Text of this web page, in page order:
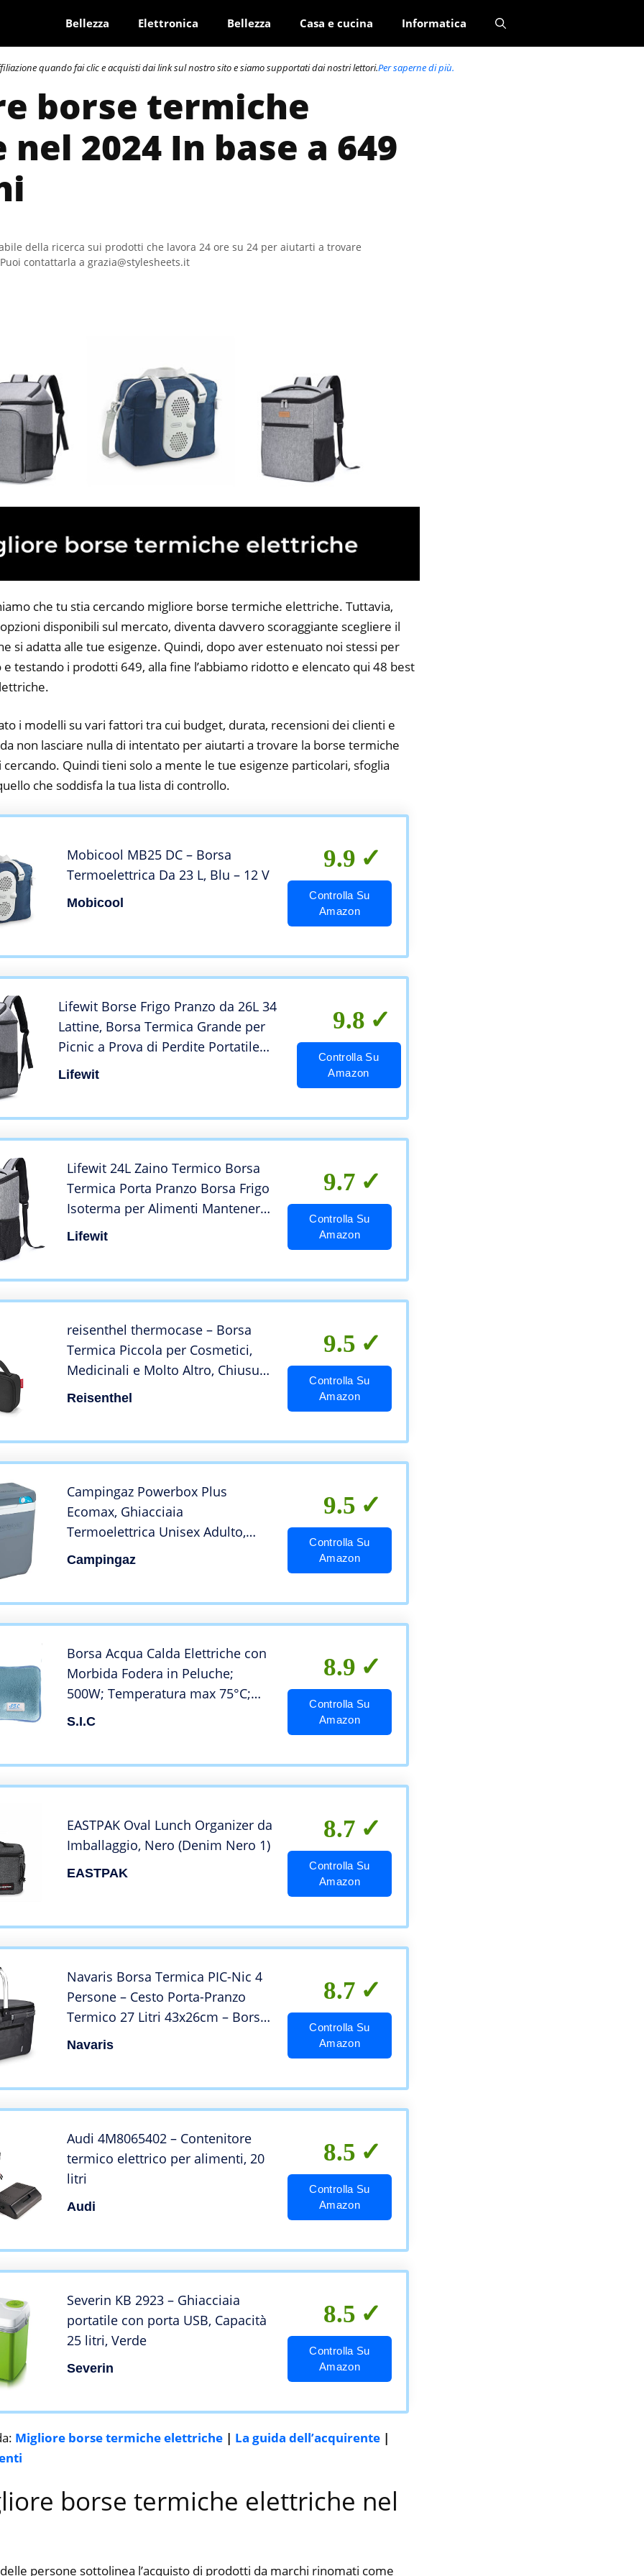
Bellezza Elettronica Bellezza Casa e cucina Informatica
quando fai clic e acquisti dai link sul nostro sito e siamo supportati dai nostri lettori.Per saperne di più.
borse termiche
2024 In base a 649
della ricerca sui prodotti che lavora 24 ore su 24 per aiutarti a trovare
contattarla a grazia@stylesheets.it
che tu stia cercando migliore borse termiche elettriche. Tuttavia,
disponibili sul mercato, diventa davvero scoraggiante scegliere il
si adatta alle tue esigenze. Quindi, dopo aver estenuato noi stessi per
testando i prodotti 649, alla fine l’abbiamo ridotto e elencato qui 48 best
i modelli su vari fattori tra cui budget, durata, recensioni dei clienti e
non lasciare nulla di intentato per aiutarti a trovare la borse termiche
Quindi tieni solo a mente le tue esigenze particolari, sfoglia
che soddisfa la tua lista di controllo.
Mobicool MB25 DC – Borsa
Termoelettrica Da 23 L, Blu – 12 V
Mobicool
9.9
Controlla Su
Amazon
Lifewit Borse Frigo Pranzo da 26L 34
Lattine, Borsa Termica Grande per
Picnic a Prova di Perdite Portatile
Morbida Cooler Box per Alimenti per
Lifewit
9.8
Controlla Su
Amazon
Lifewit 24L Zaino Termico Borsa
Termica Porta Pranzo Borsa Frigo
Isoterma per Alimenti Mantenere
Caldo o Freddo per Pic-
Lifewit
9.7
Controlla Su
Amazon
reisenthel thermocase – Borsa
Termica Piccola per Cosmetici,
Medicinali e Molto Altro, Chiusura
con Cerniera, Adatta per Viaggio,
Reisenthel
9.5
Controlla Su
Amazon
Campingaz Powerbox Plus
Ecomax, Ghiacciaia
Termoelettrica Unisex Adulto,
Grigio (Grey), 28l
Campingaz
9.5
Controlla Su
Amazon
Borsa Acqua Calda Elettriche con
Morbida Fodera in Peluche;
500W; Temperatura max 75°C;
utile come Scaldamani e
S.I.C
8.9
Controlla Su
Amazon
EASTPAK Oval Lunch Organizer da
Imballaggio, Nero (Denim Nero 1)
EASTPAK
8.7
Controlla Su
Amazon
Navaris Borsa Termica PIC-Nic 4
Persone – Cesto Porta-Pranzo
Termico 27 Litri 43x26cm – Borsa-
frigo Mare Campeggio Shopping –
Navaris
8.7
Controlla Su
Amazon
Audi 4M8065402 – Contenitore
termico elettrico per alimenti, 20
litri
Audi
8.5
Controlla Su
Amazon
Severin KB 2923 – Ghiacciaia
portatile con porta USB, Capacità
25 litri, Verde
Severin
8.5
Controlla Su
Amazon
Migliore borse termiche elettriche | La guida dell’acquirente |
borse termiche elettriche nel
persone sottolinea l’acquisto di prodotti da marchi rinomati come